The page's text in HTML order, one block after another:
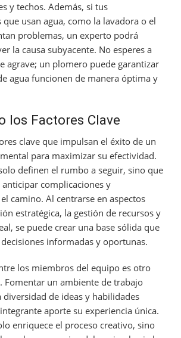
y techos. Además, si tus
usan agua, como la lavadora o el
problemas, un experto podrá
la causa subyacente. No esperes a
agrave; un plomero puede garantizar
agua funcionen de manera óptima y
los Factores Clave
clave que impulsan el éxito de un
para maximizar su efectividad.
definen el rumbo a seguir, sino que
complicaciones y
camino. Al centrarse en aspectos
estratégica, la gestión de recursos y
se puede crear una base sólida que
informadas y oportunas.
los miembros del equipo es otro
Fomentar un ambiente de trabajo
diversidad de ideas y habilidades
aporte su experiencia única.
enriquece el proceso creativo, sino